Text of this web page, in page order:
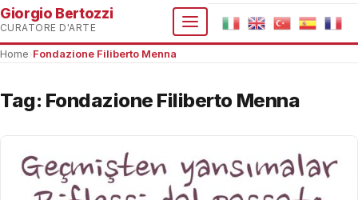
Giorgio Bertozzi
CURATORE D'ARTE
Home Fondazione Filiberto Menna
Tag: Fondazione Filiberto Menna